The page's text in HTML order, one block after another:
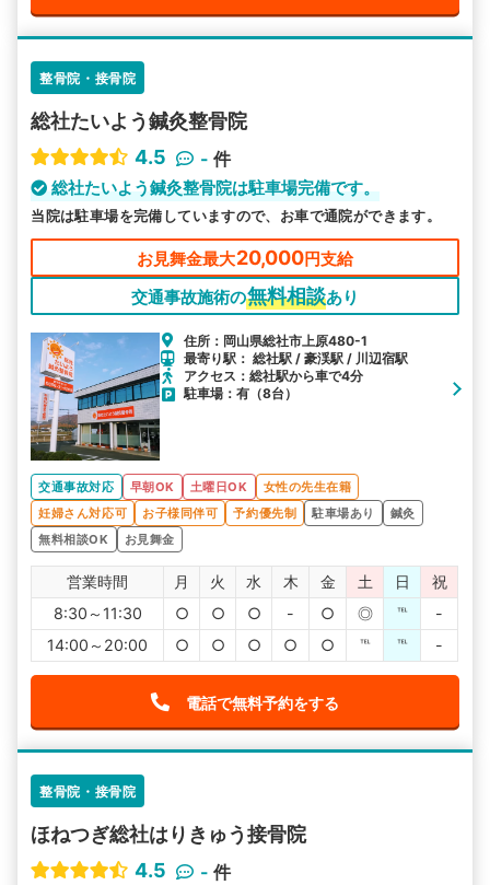
整骨院・接骨院
総社たいよう鍼灸整骨院
4.5
- 件
総社たいよう鍼灸整骨院は駐車場完備です。
当院は駐車場を完備していますので、お車で通院ができます。
お見舞金最大20,000円支給
交通事故施術の無料相談あり
住所：岡山県総社市上原480-1
最寄り駅： 総社駅 / 豪渓駅 / 川辺宿駅
アクセス：総社駅から車で4分
駐車場：有（8台）
交通事故対応 早朝OK 土曜日OK
女性の先生在籍
妊婦さん対応可
お子様同伴可 予約優先制 駐車場あり
鍼灸
無料相談OK
お見舞金
営業時間 月 火 水 木 金 土 日
祝
8:30～11:30
○ ○ ○ - ○ ◎ ℡
-
14:00～20:00
○ ○ ○ ○ ○ ℡ ℡ -
電話で無料予約をする
整骨院・接骨院
ほねつぎ総社はりきゅう接骨院
4.5
- 件